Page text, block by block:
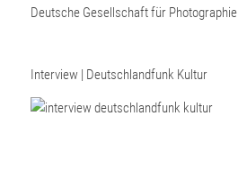
Deutsche Gesellschaft für Photographie
Interview | Deutschlandfunk Kultur